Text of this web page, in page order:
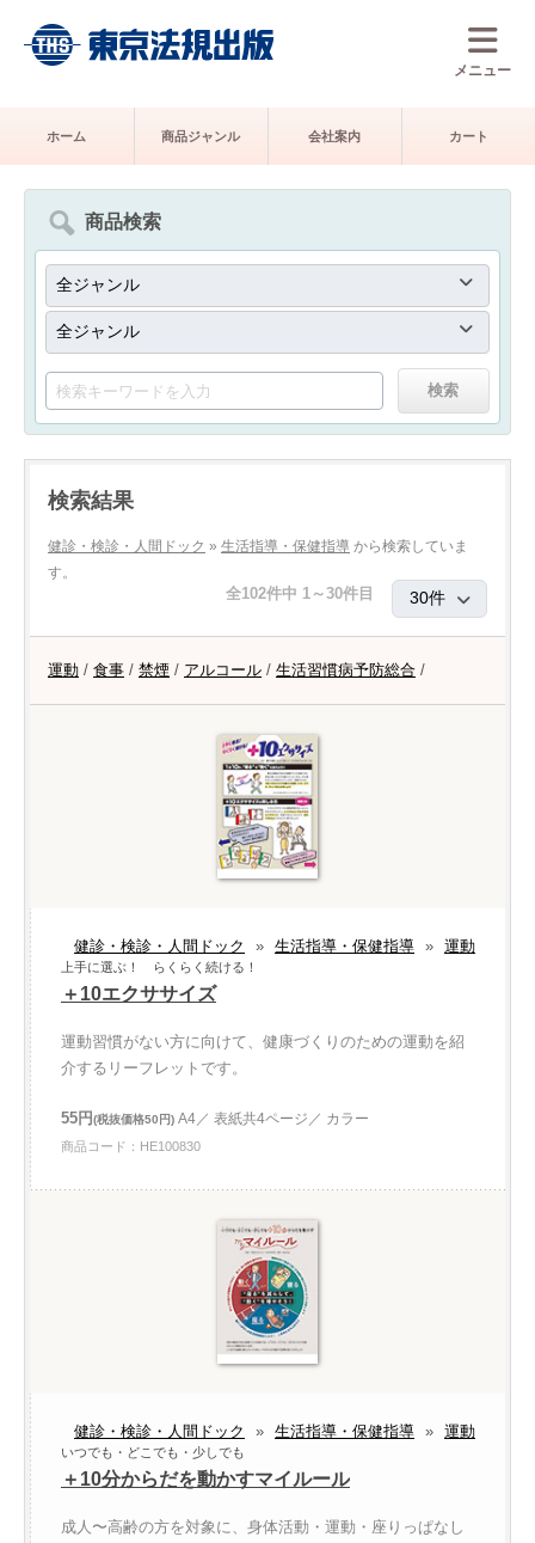
メニュー
ホーム 商品ジャンル 会社案内 カート
商品検索
検索結果
健診・検診・人間ドック » 生活指導・保健指導 から検索していま
す。
全102件中 1～30件目
運動 / 食事 / 禁煙 / アルコール / 生活習慣病予防総合 /
健診・検診・人間ドック » 生活指導・保健指導 » 運動
上手に選ぶ！ らくらく続ける！
＋10エクササイズ
運動習慣がない方に向けて、健康づくりのための運動を紹
介するリーフレットです。
55円(税抜価格50円) A4／ 表紙共4ページ／ カラー
商品コード：HE100830
健診・検診・人間ドック » 生活指導・保健指導 » 運動
いつでも・どこでも・少しでも
＋10分からだを動かすマイルール
成人〜高齢の方を対象に、身体活動・運動・座りっぱなし